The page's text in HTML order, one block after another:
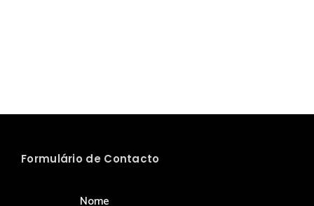
Formulário de Contacto
Nome